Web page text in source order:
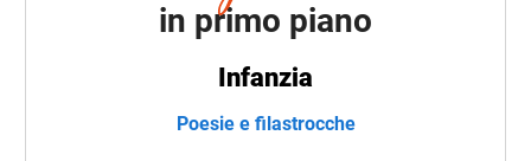
in primo piano
Infanzia
Poesie e filastrocche